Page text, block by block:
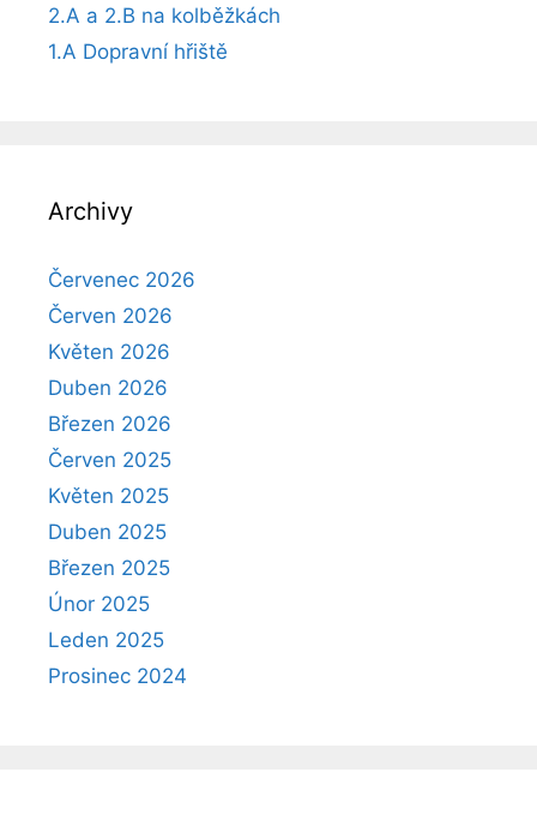
2.A a 2.B na kolběžkách
1.A Dopravní hřiště
Archivy
Červenec 2026
Červen 2026
Květen 2026
Duben 2026
Březen 2026
Červen 2025
Květen 2025
Duben 2025
Březen 2025
Únor 2025
Leden 2025
Prosinec 2024